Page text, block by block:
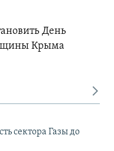
День
Крыма
сектора Газы до